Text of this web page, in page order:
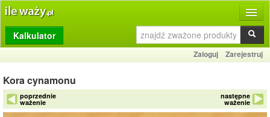
Produkty
Dziennik
Przelicznik
Porównywarka
Kalkulator
Zaloguj Zarejestruj
Kora cynamonu
poprzednie
ważenie
następne
ważenie